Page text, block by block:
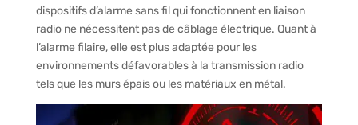
dispositifs d’alarme sans fil qui fonctionnent en liaison
radio ne nécessitent pas de câblage électrique. Quant à
l’alarme filaire, elle est plus adaptée pour les
environnements défavorables à la transmission radio
tels que les murs épais ou les matériaux en métal.